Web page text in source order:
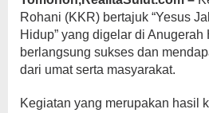
Rohani (KKR) bertajuk “Yesus
Hidup” yang digelar di Anugerah
berlangsung sukses dan
dari umat serta masyarakat.
Kegiatan yang merupakan hasil